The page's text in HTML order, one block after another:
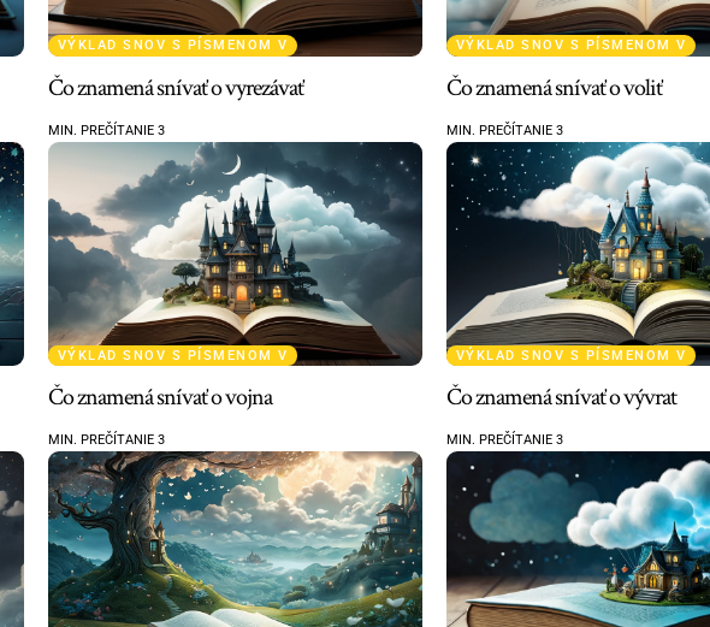
VÝKLAD SNOV S PÍSMENOM V
Čo znamená snívať o vyrezávať
MIN. PREČÍTANIE 3
VÝKLAD SNOV S PÍSMENOM V
Čo znamená snívať o voliť
MIN. PREČÍTANIE 3
VÝKLAD SNOV S PÍSMENOM V
Čo znamená snívať o vojna
MIN. PREČÍTANIE 3
VÝKLAD SNOV S PÍSMENOM V
Čo znamená snívať o vývrat
MIN. PREČÍTANIE 3